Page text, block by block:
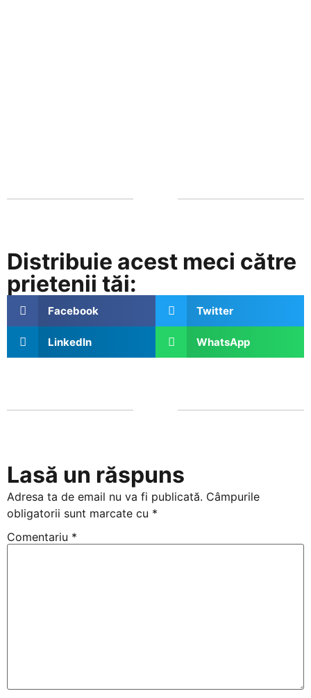
Distribuie acest meci către
prietenii tăi:
Facebook Twitter
LinkedIn WhatsApp
Lasă un răspuns
Adresa ta de email nu va fi publicată. Câmpurile
obligatorii sunt marcate cu *
Comentariu *